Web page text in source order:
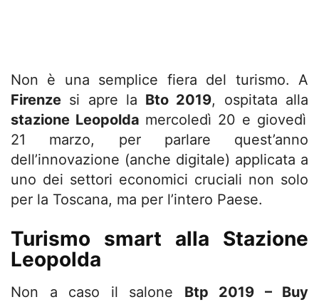
Non è una semplice fiera del turismo. A
Firenze si apre la Bto 2019, ospitata alla
stazione Leopolda mercoledì 20 e giovedì
21 marzo, per parlare quest’anno
dell’innovazione (anche digitale) applicata a
uno dei settori economici cruciali non solo
per la Toscana, ma per l’intero Paese.
Turismo smart alla Stazione
Leopolda
Non a caso il salone Btp 2019 – Buy